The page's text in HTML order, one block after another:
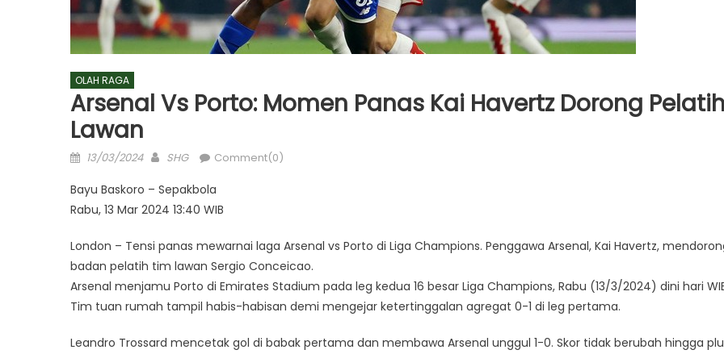
OLAH RAGA
Arsenal Vs Porto: Momen Panas Kai Havertz Dorong
Lawan
Posted
13/03/2024 Author
SHG Comment(0)
Bayu Baskoro – Sepakbola
Rabu, 13 Mar 2024 13:40 WIB
London – Tensi panas mewarnai laga Arsenal vs Porto di Liga Champions. Penggawa Arsenal, Kai Havertz,
badan pelatih tim lawan Sergio Conceicao.
Arsenal menjamu Porto di Emirates Stadium pada leg kedua 16 besar Liga Champions, Rabu (13/3/2024) dini hari
Tim tuan rumah tampil habis-habisan demi mengejar ketertinggalan agregat 0-1 di leg pertama.
Leandro Trossard mencetak gol di babak pertama dan membawa Arsenal unggul 1-0. Skor tidak berubah hingga